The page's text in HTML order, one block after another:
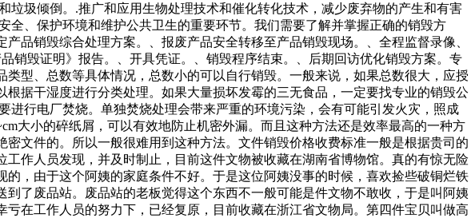
圾倾倒。.推广和应用生物处理技术和催化转化技术，减少废弃物的产生和有害
、保护环境和维护公共卫生的重要环节。我们需要了解并掌握正确的销毁方
品销毁综合处理方案。、报废产品安全转移至产品销毁现场。、全程监督录像、
销毁证明》报告。、开具凭证。、销毁程序结束。、后期回访优化销毁方案。专
型、总数等具体情况，总数小的可以自行销毁。一般来说，如果总数很大，应授
据干湿度进行分类处理。如果大量损坏发霉的三无食品，一定要找专业的销毁公
行电厂焚烧。单独焚烧处理会带来严重的环境污染，会有可能引发火灾，照成
大小的碎纸屑，可以有效地防止机密外漏。而且这种方法还是效率最高的一种方
文件的。所以一般很难用到这种方法。文件销毁价格收费标准一般是根据贵司的
作人员发现，并及时制止，目前这件文物被收藏在湖南省博物馆。真的有惊无险
，由于这个阿姨的家庭条件不好。于是这位阿姨没事的时候，喜欢捡些破铜烂铁
了废品站。废品站的老板觉得这个东西不一般可能是件文物不敢收，于是叫阿姨
在工作人员的努力下，已经复原，目前收藏在浙江省文物局。第四件宝贝叫做高